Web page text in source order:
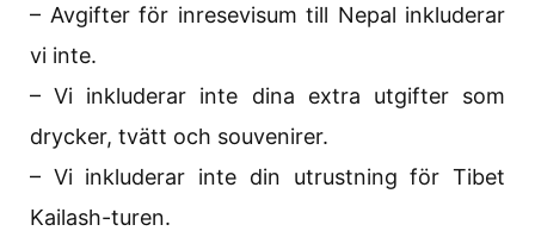
– Avgifter för inresevisum till Nepal inkluderar
vi inte.
– Vi inkluderar inte dina extra utgifter som
drycker, tvätt och souvenirer.
– Vi inkluderar inte din utrustning för Tibet
Kailash-turen.